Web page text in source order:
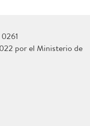
por el Ministerio de